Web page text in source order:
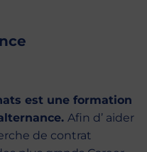
est une formation
Afin d’ aider
de contrat